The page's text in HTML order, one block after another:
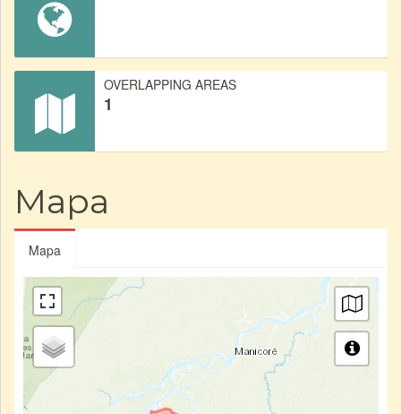
OVERLAPPING AREAS
1
Mapa
Mapa